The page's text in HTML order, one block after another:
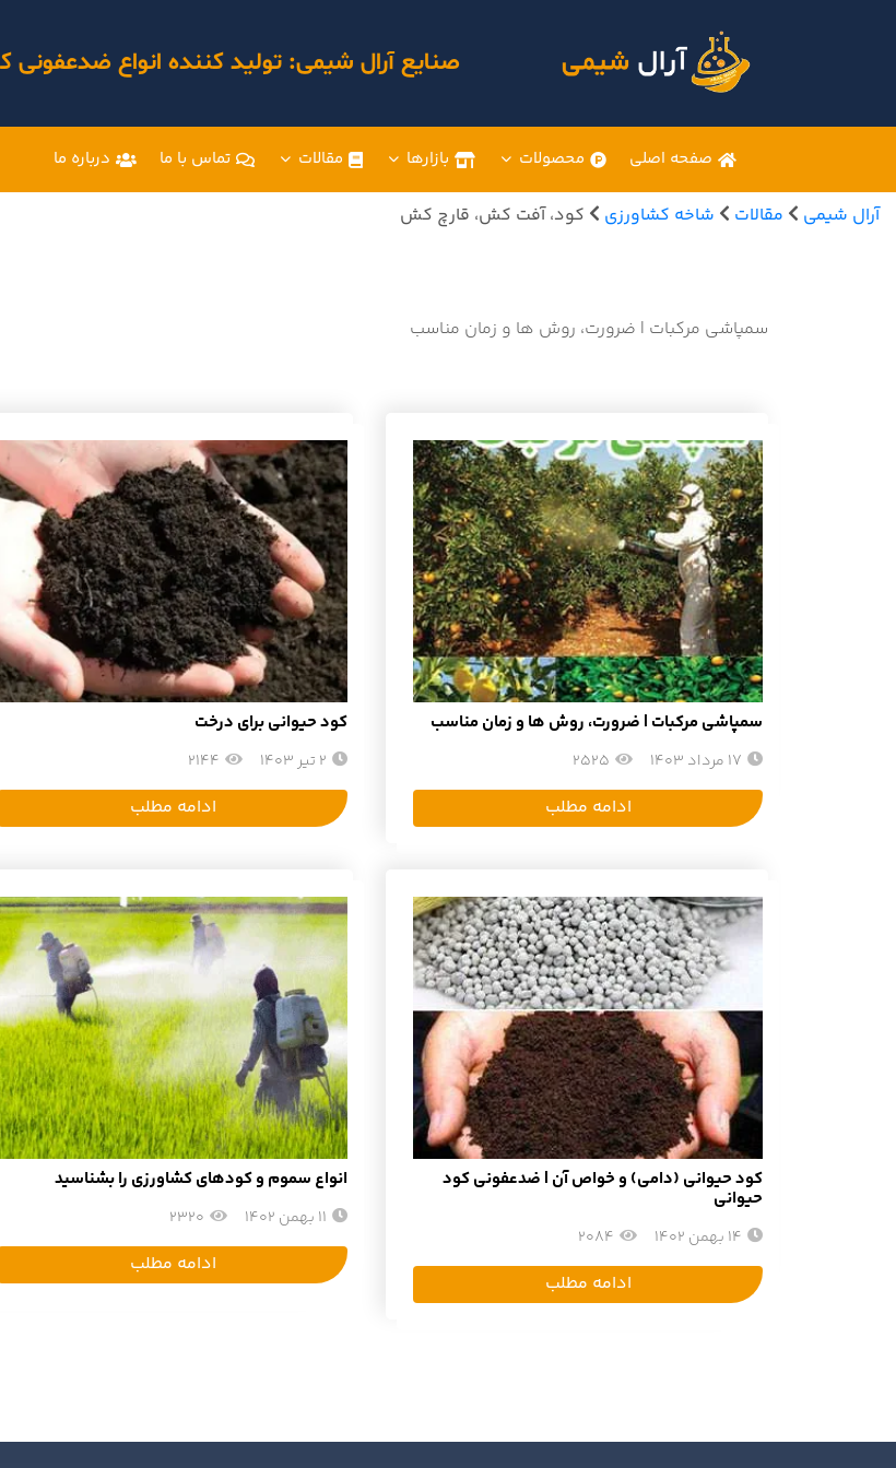
صنایع آرال شیمی: تولید کننده انواع
صفحه اصلی محصولات بازارها مقالات تماس با ما درباره ما
آرال شیمی مقالات شاخه کشاورزی کود، آفت کش، قارچ کش
سمپاشی مرکبات | ضرورت، روش ها و زمان مناسب
سمپاشی مرکبات | ضرورت، روش ها و زمان مناسب
17 مرداد 1403 2525
ادامه مطلب
کود حیوانی برای درخت
2 تیر 1403 2144
ادامه مطلب
کود حیوانی (دامی) و خواص آن | ضدعفونی کود
حیوانی
14 بهمن 1402 2084
ادامه مطلب
انواع سموم و کودهای کشاورزی را بشناسید
11 بهمن 1402 2320
ادامه مطلب